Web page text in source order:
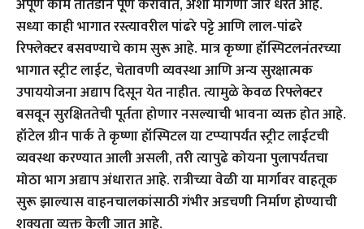
अपूर्ण कामे तातडीने पूर्ण करावीत, अशी मागणी जोर धरत आहे.
सध्या काही भागात रस्त्यावरील पांढरे पट्टे आणि लाल-पांढरे
रिफ्लेक्टर बसवण्याचे काम सुरू आहे. मात्र कृष्णा हॉस्पिटलनंतरच्या
भागात स्ट्रीट लाईट, चेतावणी व्यवस्था आणि अन्य सुरक्षात्मक
उपाययोजना अद्याप दिसून येत नाहीत. त्यामुळे केवळ रिफ्लेक्टर
बसवून सुरक्षिततेची पूर्तता होणार नसल्याची भावना व्यक्त होत आहे.
हॉटेल ग्रीन पार्क ते कृष्णा हॉस्पिटल या टप्प्यापर्यंत स्ट्रीट लाईटची
व्यवस्था करण्यात आली असली, तरी त्यापुढे कोयना पुलापर्यंतचा
मोठा भाग अद्याप अंधारात आहे. रात्रीच्या वेळी या मार्गावर वाहतूक
सुरू झाल्यास वाहनचालकांसाठी गंभीर अडचणी निर्माण होण्याची
शक्यता व्यक्त केली जात आहे.